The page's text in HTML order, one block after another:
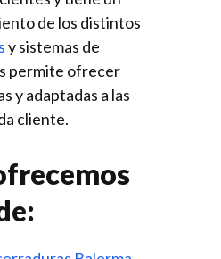
de los distintos
y sistemas de
permite ofrecer
y adaptadas a las
cliente.